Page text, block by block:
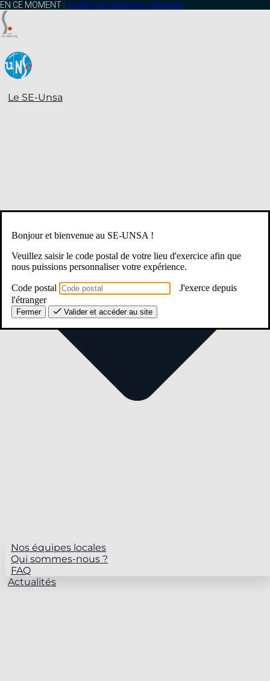
principal
EN CE MOMENT : profitez de l’adhésion anticipée
Le SE-Unsa
Nos équipes locales
Qui sommes-nous ?
FAQ
Actualités
Bonjour et bienvenue au SE-UNSA !
Veuillez saisir le code postal de votre lieu d'exercice afin que
nous puissions personnaliser votre expérience.
Code postal
J'exerce depuis
l'étranger
Fermer Valider et accéder au site